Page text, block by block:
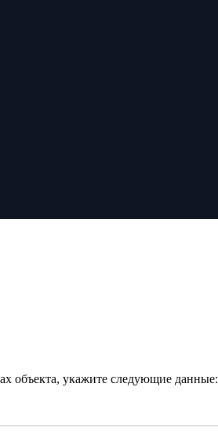
объекта, укажите следующие данные: